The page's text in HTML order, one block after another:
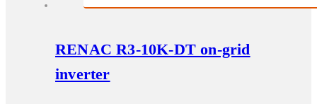
RENAC R3-10K-DT on-grid
inverter